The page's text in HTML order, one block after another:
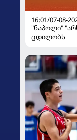
16:01/07-08-
"ნაპოლი"
ცდილობს